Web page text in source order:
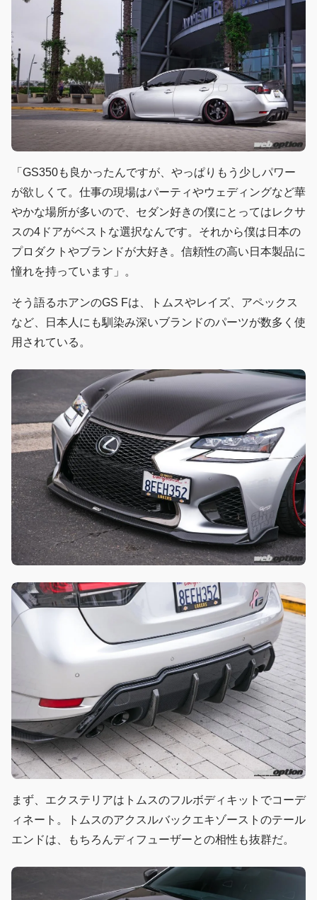
「GS350も良かったんですが、やっぱりもう少しパワー
が欲しくて。仕事の現場はパーティやウェディングなど華
やかな場所が多いので、セダン好きの僕にとってはレクサ
スの4ドアがベストな選択なんです。それから僕は日本の
プロダクトやブランドが大好き。信頼性の高い日本製品に
憧れを持っています」。
そう語るホアンのGS Fは、トムスやレイズ、アペックス
など、日本人にも馴染み深いブランドのパーツが数多く使
用されている。
まず、エクステリアはトムスのフルボディキットでコーデ
ィネート。トムスのアクスルバックエキゾーストのテール
エンドは、もちろんディフューザーとの相性も抜群だ。